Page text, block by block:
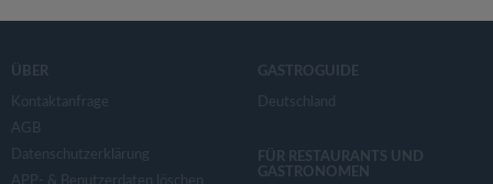
ÜBER
Kontaktanfrage
AGB
Datenschutzerklärung
GASTROGUIDE
Deutschland
FÜR RESTAURANTS UND
GASTRONOMEN